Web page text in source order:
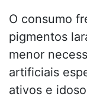
O consumo
pigmentos
menor
artificiais
ativos e